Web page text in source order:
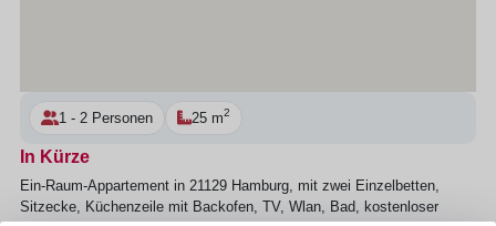
1 - 2 Personen 25 m2
In Kürze
Ein-Raum-Appartement in 21129 Hamburg, mit zwei Einzelbetten,
Sitzecke, Küchenzeile mit Backofen, TV, Wlan, Bad, kostenloser